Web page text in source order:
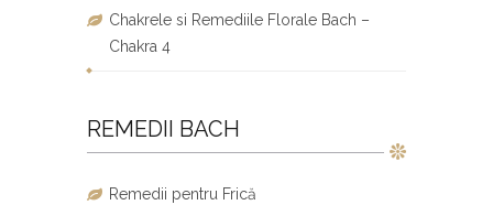
Chakrele si Remediile Florale Bach –
Chakra 4
REMEDII BACH
Remedii pentru Frică